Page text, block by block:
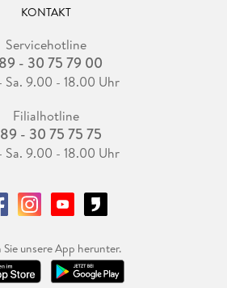
KONTAKT
Servicehotline
- 30 75 79 00
Sa. 9.00 - 18.00 Uhr
Filialhotline
- 30 75 75 75
Sa. 9.00 - 18.00 Uhr
Sie unsere App herunter.